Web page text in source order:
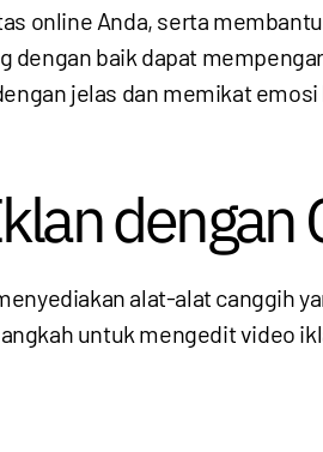
online Anda, serta
dengan baik dapat
jelas dan memikat
dengan
alat-alat canggih
untuk mengedit video